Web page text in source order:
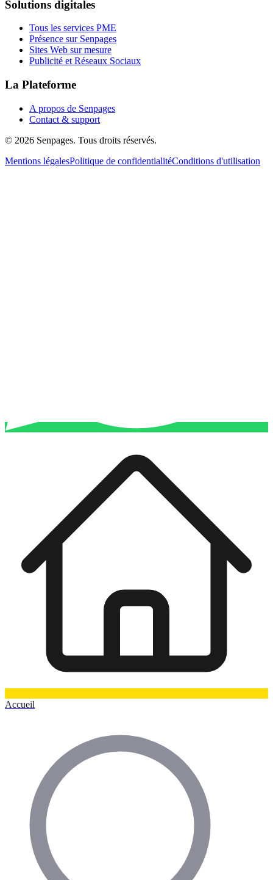
Solutions digitales
Tous les services PME
Présence sur Senpages
Sites Web sur mesure
Publicité et Réseaux Sociaux
La Plateforme
A propos de Senpages
Contact & support
© 2026 Senpages. Tous droits réservés.
Mentions légalesPolitique de confidentialitéConditions d'utilisation
Accueil